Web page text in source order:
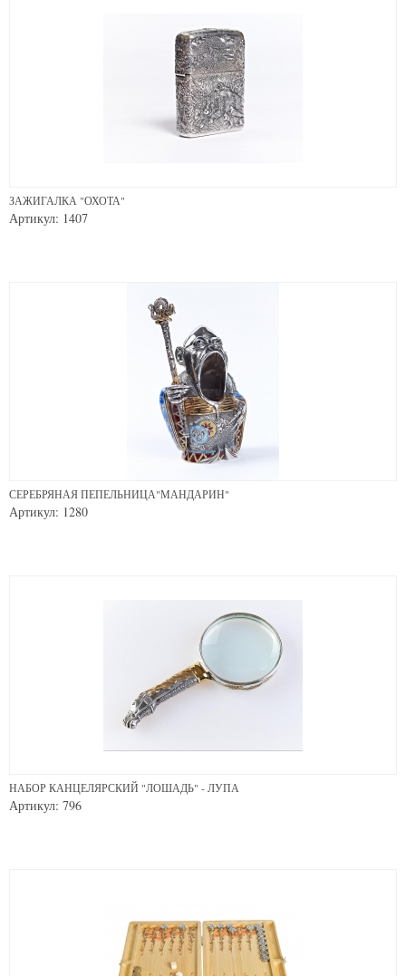
ЗАЖИГАЛКА "ОХОТА"
Артикул: 1407
СЕРЕБРЯНАЯ ПЕПЕЛЬНИЦА"МАНДАРИН"
Артикул: 1280
НАБОР КАНЦЕЛЯРСКИЙ "ЛОШАДЬ" - ЛУПА
Артикул: 796